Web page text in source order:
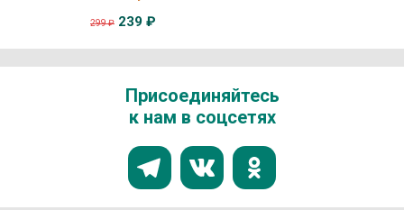
299 ₽ 239 ₽
Присоединяйтесь
к нам в соцсетях